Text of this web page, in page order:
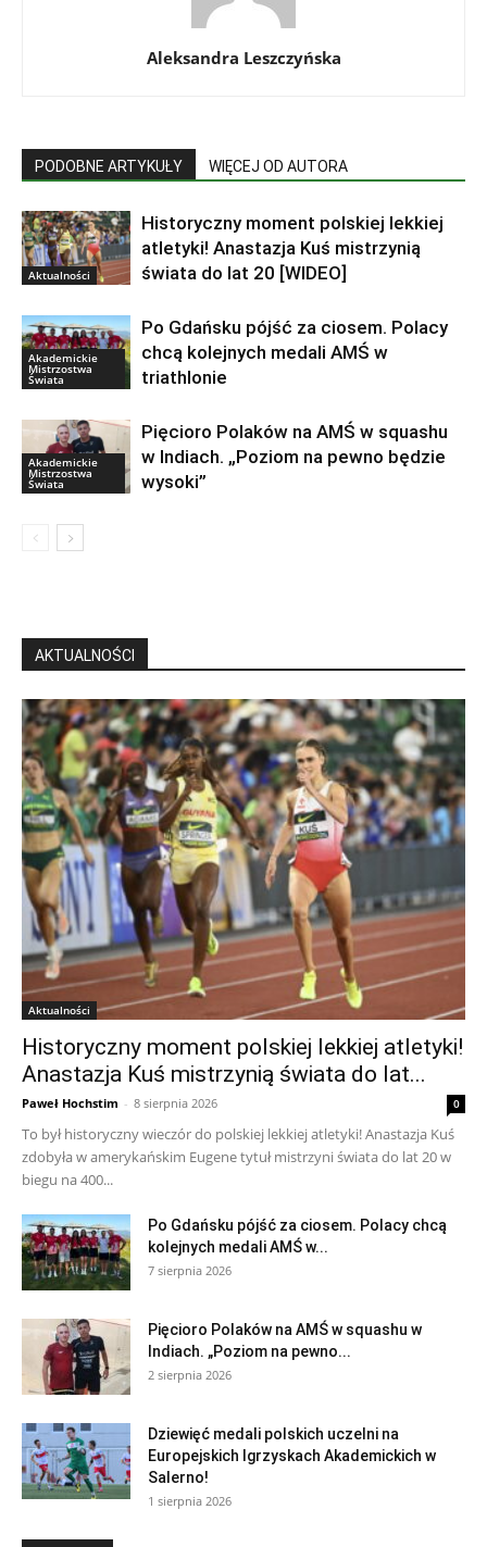
Aleksandra Leszczyńska
PODOBNE ARTYKUŁY WIĘCEJ OD AUTORA
Aktualności
Historyczny moment polskiej lekkiej
atletyki! Anastazja Kuś mistrzynią
świata do lat 20 [WIDEO]
Akademickie
Mistrzostwa
Świata
Po Gdańsku pójść za ciosem. Polacy
chcą kolejnych medali AMŚ w
triathlonie
Akademickie
Mistrzostwa
Świata
Pięcioro Polaków na AMŚ w squashu
w Indiach. „Poziom na pewno będzie
wysoki”
AKTUALNOŚCI
Aktualności
Historyczny moment polskiej lekkiej atletyki!
Anastazja Kuś mistrzynią świata do lat...
Paweł Hochstim - 8 sierpnia 2026 0
To był historyczny wieczór do polskiej lekkiej atletyki! Anastazja Kuś
zdobyła w amerykańskim Eugene tytuł mistrzyni świata do lat 20 w
biegu na 400...
Po Gdańsku pójść za ciosem. Polacy chcą
kolejnych medali AMŚ w...
7 sierpnia 2026
Pięcioro Polaków na AMŚ w squashu w
Indiach. „Poziom na pewno...
2 sierpnia 2026
Dziewięć medali polskich uczelni na
Europejskich Igrzyskach Akademickich w
Salerno!
1 sierpnia 2026